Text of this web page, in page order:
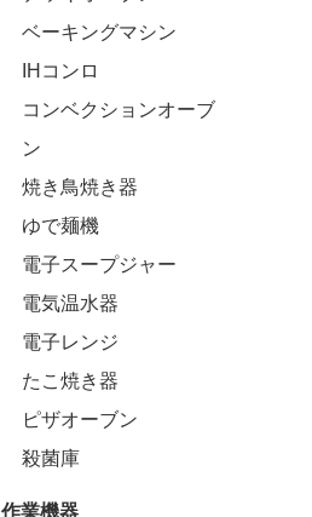
ベーキングマシン
IHコンロ
コンベクションオーブ
ン
焼き鳥焼き器
ゆで麺機
電子スープジャー
電気温水器
電子レンジ
たこ焼き器
ピザオーブン
殺菌庫
作業機器